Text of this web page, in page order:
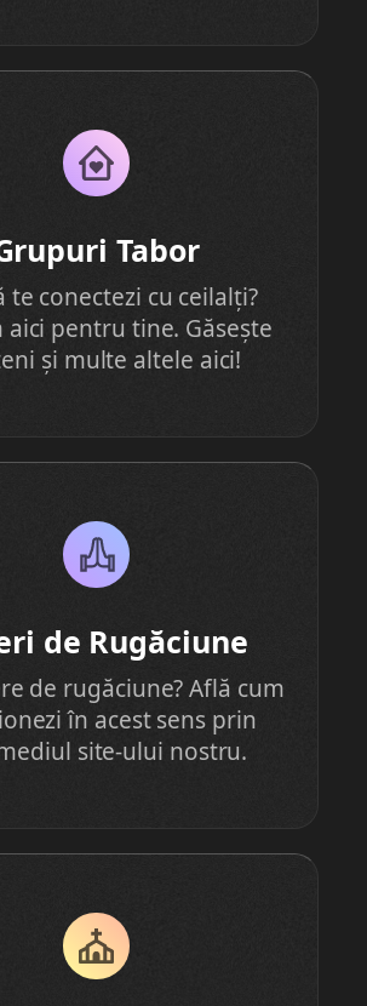
Tabor
te conectezi cu ceilalți?
aici pentru tine. Găsește
și multe altele aici!
de Rugăciune
de rugăciune? Află cum
în acest sens prin
site-ului nostru.